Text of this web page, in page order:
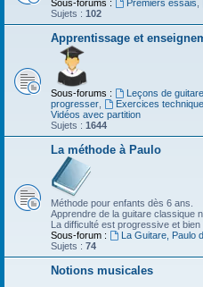
Sous-forums :
Premiers essais
Sujets : 102
Apprentissage et
Sous-forums : Leçons de guitare
progresser
Exercices
Vidéos avec partition
Sujets : 1644
La méthode à Paulo
Méthode pour enfants dès 6 ans.
Apprendre de la guitare classique
La difficulté est progressive et bien
Sous-forum :
La Guitare, Paulo
Sujets : 74
Notions musicales